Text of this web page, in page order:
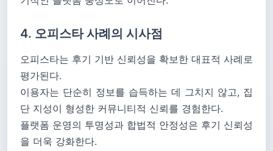
4. 오피스타 사례의 시사점
오피스타는 후기 기반 신뢰성을 확보한 대표적 사례로
평가된다.
이용자는 단순히 정보를 습득하는 데 그치지 않고, 집
단 지성이 형성한 커뮤니티적 신뢰를 경험한다.
플랫폼 운영의 투명성과 합법적 안정성은 후기 신뢰성
을 더욱 강화한다.